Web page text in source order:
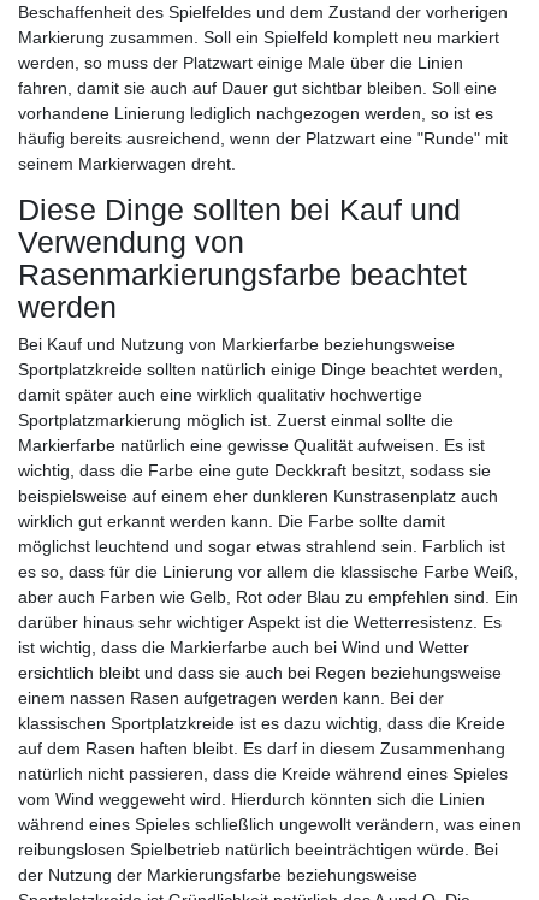
Beschaffenheit des Spielfeldes und dem Zustand der vorherigen
Markierung zusammen. Soll ein Spielfeld komplett neu markiert
werden, so muss der Platzwart einige Male über die Linien
fahren, damit sie auch auf Dauer gut sichtbar bleiben. Soll eine
vorhandene Linierung lediglich nachgezogen werden, so ist es
häufig bereits ausreichend, wenn der Platzwart eine "Runde" mit
seinem Markierwagen dreht.
Diese Dinge sollten bei Kauf und
Verwendung von
Rasenmarkierungsfarbe beachtet
werden
Bei Kauf und Nutzung von Markierfarbe beziehungsweise
Sportplatzkreide sollten natürlich einige Dinge beachtet werden,
damit später auch eine wirklich qualitativ hochwertige
Sportplatzmarkierung möglich ist. Zuerst einmal sollte die
Markierfarbe natürlich eine gewisse Qualität aufweisen. Es ist
wichtig, dass die Farbe eine gute Deckkraft besitzt, sodass sie
beispielsweise auf einem eher dunkleren Kunstrasenplatz auch
wirklich gut erkannt werden kann. Die Farbe sollte damit
möglichst leuchtend und sogar etwas strahlend sein. Farblich ist
es so, dass für die Linierung vor allem die klassische Farbe Weiß,
aber auch Farben wie Gelb, Rot oder Blau zu empfehlen sind. Ein
darüber hinaus sehr wichtiger Aspekt ist die Wetterresistenz. Es
ist wichtig, dass die Markierfarbe auch bei Wind und Wetter
ersichtlich bleibt und dass sie auch bei Regen beziehungsweise
einem nassen Rasen aufgetragen werden kann. Bei der
klassischen Sportplatzkreide ist es dazu wichtig, dass die Kreide
auf dem Rasen haften bleibt. Es darf in diesem Zusammenhang
natürlich nicht passieren, dass die Kreide während eines Spieles
vom Wind weggeweht wird. Hierdurch könnten sich die Linien
während eines Spieles schließlich ungewollt verändern, was einen
reibungslosen Spielbetrieb natürlich beeinträchtigen würde. Bei
der Nutzung der Markierungsfarbe beziehungsweise